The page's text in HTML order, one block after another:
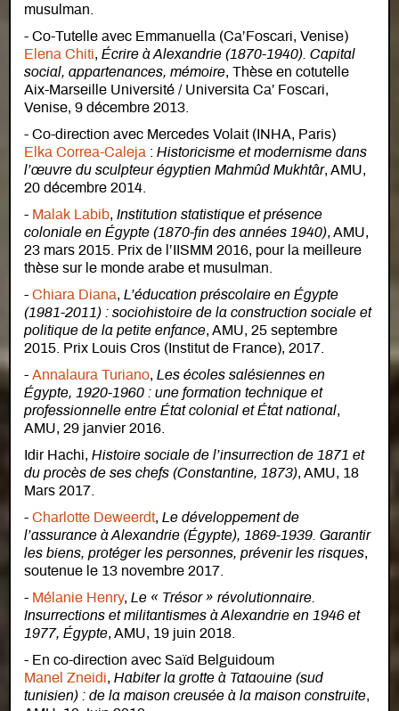
musulman.
- Co-Tutelle avec Emmanuella (Ca’Foscari, Venise)
Elena Chiti, Écrire à Alexandrie (1870-1940). Capital
social, appartenances, mémoire, Thèse en cotutelle
Aix-Marseille Université / Universita Ca’ Foscari,
Venise, 9 décembre 2013.
- Co-direction avec Mercedes Volait (INHA, Paris)
Elka Correa-Caleja : Historicisme et modernisme dans
l’œuvre du sculpteur égyptien Mahmûd Mukhtâr, AMU,
20 décembre 2014.
- Malak Labib, Institution statistique et présence
coloniale en Égypte (1870-fin des années 1940), AMU,
23 mars 2015. Prix de l’IISMM 2016, pour la meilleure
thèse sur le monde arabe et musulman.
- Chiara Diana, L’éducation préscolaire en Égypte
(1981-2011) : sociohistoire de la construction sociale et
politique de la petite enfance, AMU, 25 septembre
2015. Prix Louis Cros (Institut de France), 2017.
- Annalaura Turiano, Les écoles salésiennes en
Égypte, 1920-1960 : une formation technique et
professionnelle entre État colonial et État national,
AMU, 29 janvier 2016.
Idir Hachi, Histoire sociale de l’insurrection de 1871 et
du procès de ses chefs (Constantine, 1873), AMU, 18
Mars 2017.
- Charlotte Deweerdt, Le développement de
l’assurance à Alexandrie (Égypte), 1869-1939. Garantir
les biens, protéger les personnes, prévenir les risques,
soutenue le 13 novembre 2017.
- Mélanie Henry, Le « Trésor » révolutionnaire.
Insurrections et militantismes à Alexandrie en 1946 et
1977, Égypte, AMU, 19 juin 2018.
- En co-direction avec Saïd Belguidoum
Manel Zneidi, Habiter la grotte à Tataouine (sud
tunisien) : de la maison creusée à la maison construite,